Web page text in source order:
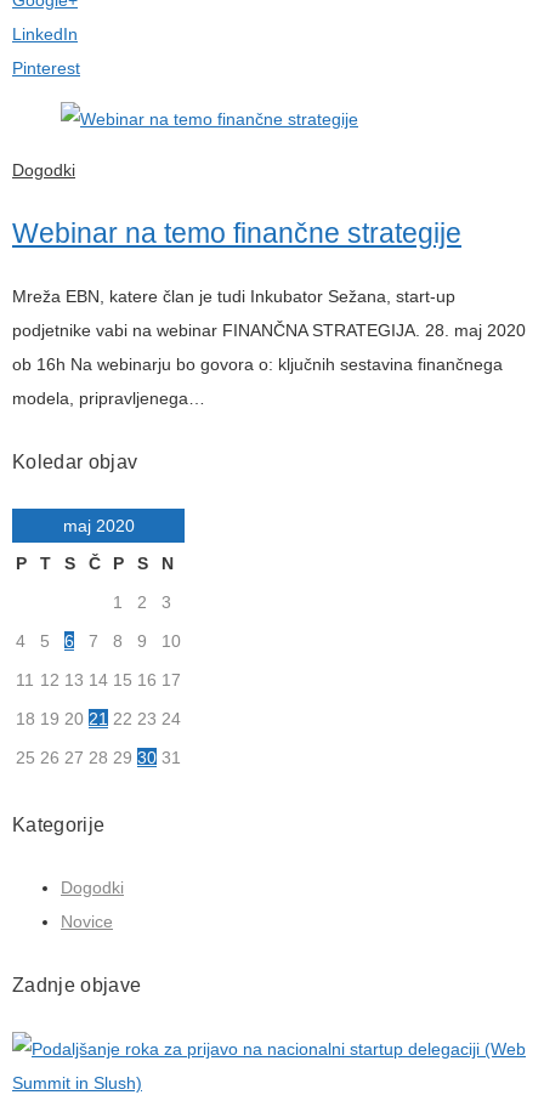
LinkedIn
Pinterest
Dogodki
Webinar na temo finančne strategije
Mreža EBN, katere član je tudi Inkubator Sežana, start-up
podjetnike vabi na webinar FINANČNA STRATEGIJA. 28. maj 2020
ob 16h Na webinarju bo govora o: ključnih sestavina finančnega
modela, pripravljenega…
Koledar objav
maj 2020
P
T S Č P S
N
1
2
3
4
5 6 7 8 9
10
11 12 13 14 15 16 17
18 19 20 21 22 23 24
25 26 27 28 29 30 31
Kategorije
Dogodki
Novice
Zadnje objave